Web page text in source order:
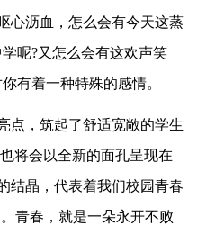
心沥血，怎么会有今天这蒸
呢?又怎么会有这欢声笑
有着一种特殊的感情。
点，筑起了舒适宽敞的学生
将会以全新的面孔呈现在
结晶，代表着我们校园青春
青春，就是一朵永开不败